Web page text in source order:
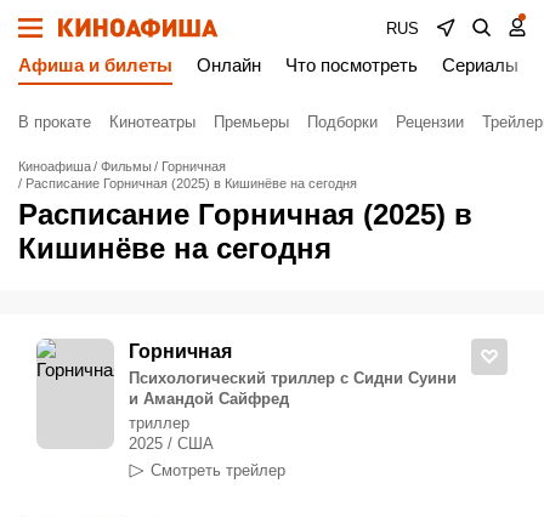
RUS
Афиша и билеты Онлайн Что посмотреть Сериалы
В прокате Кинотеатры Премьеры Подборки Рецензии
Киноафиша Фильмы
Горничная
Расписание Горничная (2025) в Кишинёве на сегодня
Расписание Горничная (2025) в
Кишинёве на сегодня
Горничная
Психологический триллер с Сидни Суини
и Амандой Сайфред
триллер
2025 / США
Смотреть трейлер